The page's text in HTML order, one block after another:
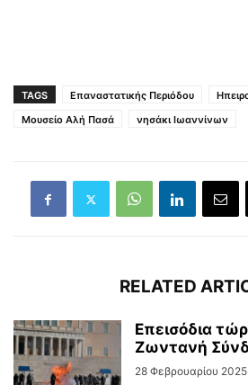
TAGS Επαναστατικής Περιόδου
Μουσείο Αλή Πασά
νησάκι Ιωαννίνων
RELATED
Επεισόδια
Ζωντανή
28 Φεβρουαρίου 2025